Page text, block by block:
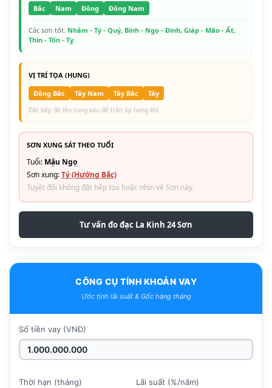
Bắc
Nam Đông Đông Nam
Các sơn tốt: Nhâm - Tý - Quý, Bính - Ngọ - Đinh, Giáp - Mão - Ất,
Thìn - Tốn - Tỵ
VỊ TRÍ TỌA (HUNG)
Đông Bắc
Tây Nam Tây Bắc Tây
Đặt bếp đè lên cung xấu để trấn áp hung khí.
SƠN XUNG SÁT THEO TUỔI
Tuổi: Mậu Ngọ
Sơn xung:Tý (Hướng Bắc)
Tuyệt đối không đặt bếp tọa hoặc nhìn về Sơn này.
Tư vấn đo đạc La Kinh 24 Sơn
CÔNG CỤ TÍNH KHOẢN VAY
Ước tính lãi suất & Gốc hàng tháng
Số tiền vay (VNĐ)
Thời hạn (tháng) Lãi suất (%/năm)